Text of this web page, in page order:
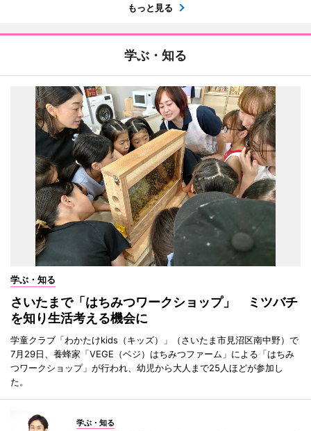
もっと見る
学ぶ・知る
学ぶ・知る
さいたまで「はちみつワークショップ」 ミツバチ
を知り生活考える機会に
学童クラブ「わかたけkids（キッズ）」（さいたま市見沼区南中野）で
7月29日、養蜂家「VEGE（ベジ）はちみつファーム」による「はちみ
つワークショップ」が行われ、幼児から大人まで25人ほどが参加し
た。
学ぶ・知る